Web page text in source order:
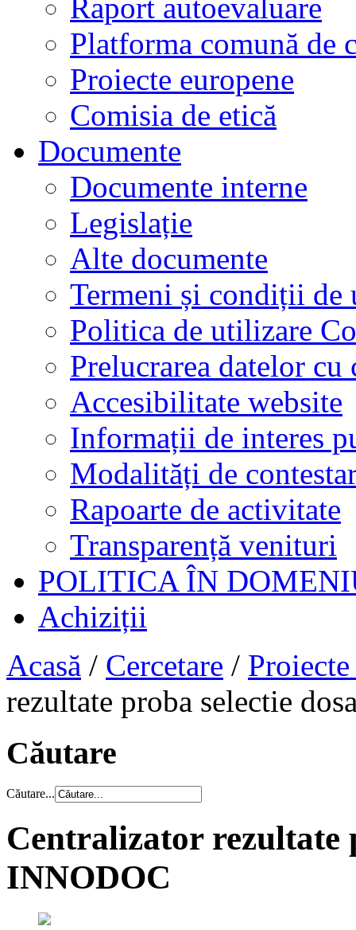
Raport autoevaluare
Platforma comună de
Proiecte europene
Comisia de etică
Documente
Documente interne
Legislație
Alte documente
Termeni și condiții de
Politica de utilizare
Prelucrarea datelor cu
Accesibilitate website
Informații de interes
Modalități de
Rapoarte de activitate
Transparență venituri
POLITICA ÎN
Achiziții
Acasă / Cercetare /
rezultate proba selectie
Căutare
Căutare...
Centralizator rezultate
INNODOC